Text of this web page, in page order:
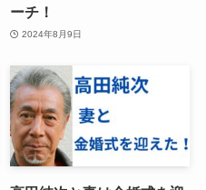
ーチ！
2024年8月9日